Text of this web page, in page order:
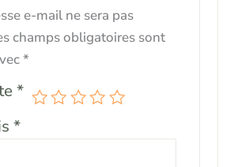
e-mail ne sera pas
champs obligatoires sont
*
*
*